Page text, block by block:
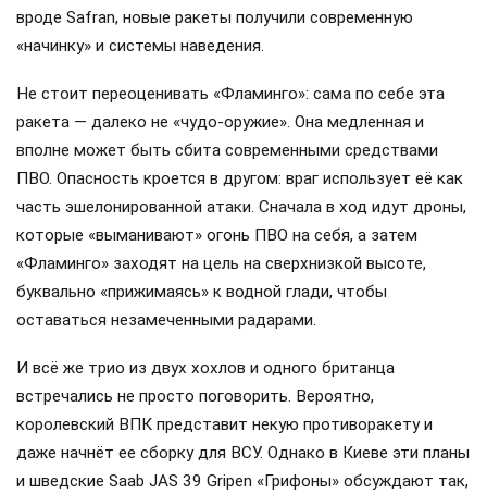
вроде Safran, новые ракеты получили современную
«начинку» и системы наведения.
Не стоит переоценивать «Фламинго»: сама по себе эта
ракета — далеко не «чудо-оружие». Она медленная и
вполне может быть сбита современными средствами
ПВО. Опасность кроется в другом: враг использует её как
часть эшелонированной атаки. Сначала в ход идут дроны,
которые «выманивают» огонь ПВО на себя, а затем
«Фламинго» заходят на цель на сверхнизкой высоте,
буквально «прижимаясь» к водной глади, чтобы
оставаться незамеченными радарами.
И всё же трио из двух хохлов и одного британца
встречались не просто поговорить. Вероятно,
королевский ВПК представит некую противоракету и
даже начнёт ее сборку для ВСУ. Однако в Киеве эти планы
и шведские Saab JAS 39 Gripen «Грифоны» обсуждают так,